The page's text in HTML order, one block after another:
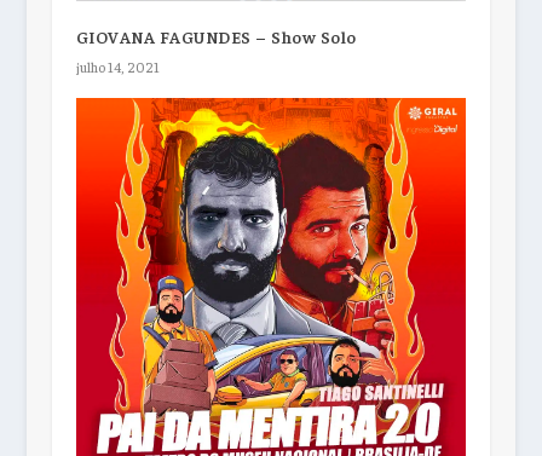
GIOVANA FAGUNDES – Show Solo
julho 14, 2021